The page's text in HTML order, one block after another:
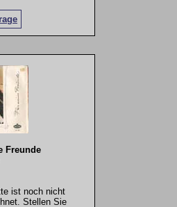
Freunde
ist noch nicht
Stellen Sie